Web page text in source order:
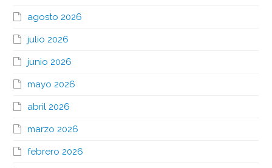
agosto 2026
julio 2026
junio 2026
mayo 2026
abril 2026
marzo 2026
febrero 2026